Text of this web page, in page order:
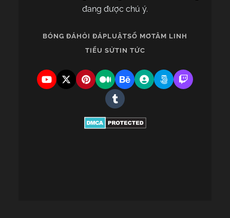
đang được chú ý.
BÓNG ĐÁHỎI ĐÁPLUẬTSỔ MƠTÂM LINH
TIỂU SỬTIN TỨC